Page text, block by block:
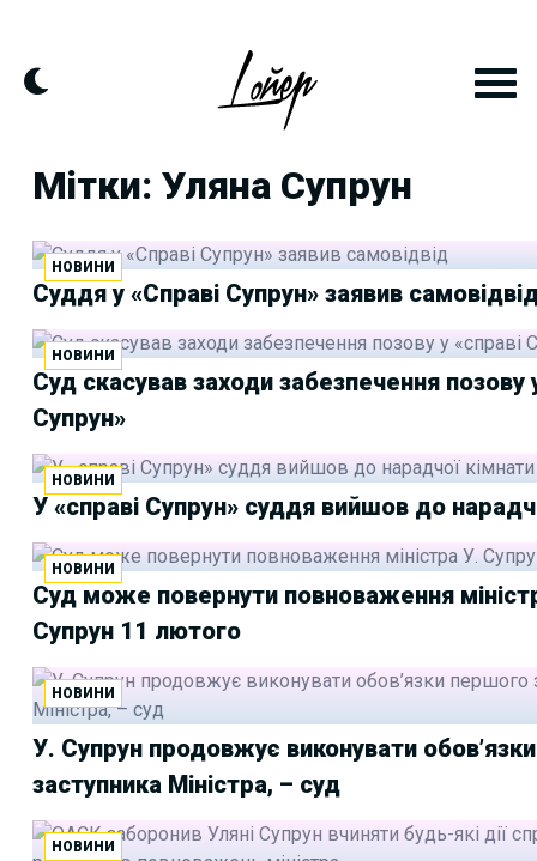
content
Мітки: Уляна Супрун
НОВИНИ
Cуддя у «Справі Супрун» заявив
НОВИНИ
Суд скасував заходи забезпечення позову
Супрун»
НОВИНИ
У «справі Супрун» суддя вийшов до
НОВИНИ
Суд може повернути повноваження
Супрун 11 лютого
НОВИНИ
У. Супрун продовжує виконувати
заступника Міністра, – суд
НОВИНИ